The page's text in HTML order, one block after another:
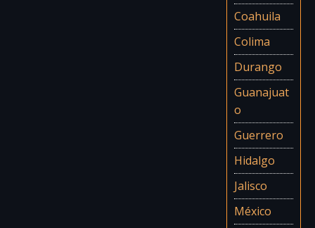
Coahuila
Colima
Durango
Guanajuat
o
Guerrero
Hidalgo
Jalisco
México